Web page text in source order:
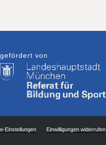
gefördert von
Einstellungen Einwilligungen widerrufen